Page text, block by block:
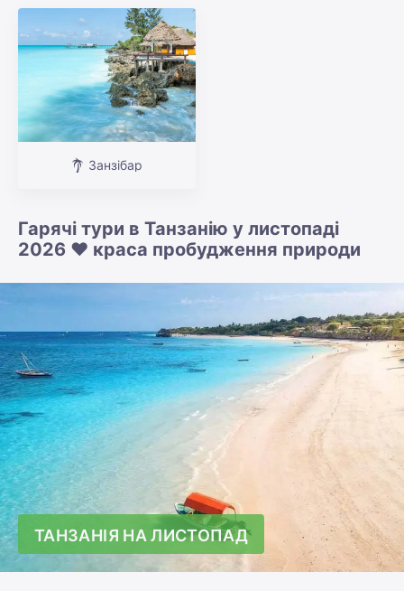
Занзібар
Гарячі тури в Танзанію у листопаді
2026 ❤️ краса пробудження природи
ТАНЗАНІЯ НА ЛИСТОПАД